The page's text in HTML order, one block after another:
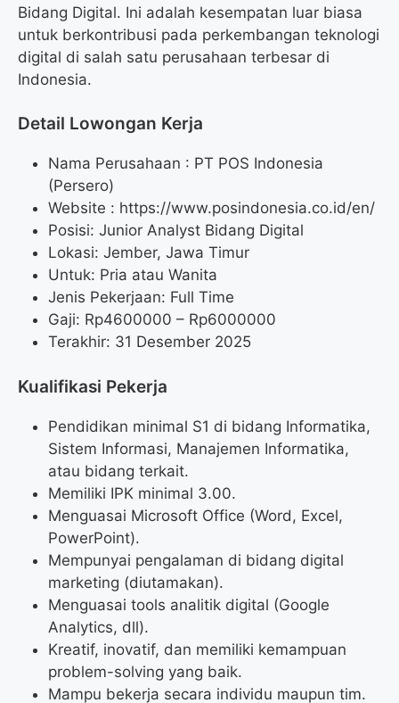
Bidang Digital. Ini adalah kesempatan luar biasa
untuk berkontribusi pada perkembangan teknologi
digital di salah satu perusahaan terbesar di
Indonesia.
Detail Lowongan Kerja
Nama Perusahaan : PT POS Indonesia
(Persero)
Website : https://www.posindonesia.co.id/en/
Posisi: Junior Analyst Bidang Digital
Lokasi: Jember, Jawa Timur
Untuk: Pria atau Wanita
Jenis Pekerjaan: Full Time
Gaji: Rp4600000 – Rp6000000
Terakhir: 31 Desember 2025
Kualifikasi Pekerja
Pendidikan minimal S1 di bidang Informatika,
Sistem Informasi, Manajemen Informatika,
atau bidang terkait.
Memiliki IPK minimal 3.00.
Menguasai Microsoft Office (Word, Excel,
PowerPoint).
Mempunyai pengalaman di bidang digital
marketing (diutamakan).
Menguasai tools analitik digital (Google
Analytics, dll).
Kreatif, inovatif, dan memiliki kemampuan
problem-solving yang baik.
Mampu bekerja secara individu maupun tim.